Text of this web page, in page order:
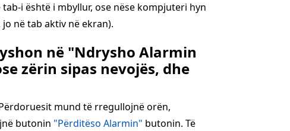
i është i mbyllur, ose nëse kompjuteri hyn
në tab aktiv në ekran).
në "Ndrysho Alarmin
zërin sipas nevojës, dhe
mund të rregullojnë orën,
butonin "Përditëso Alarmin" butonin. Të